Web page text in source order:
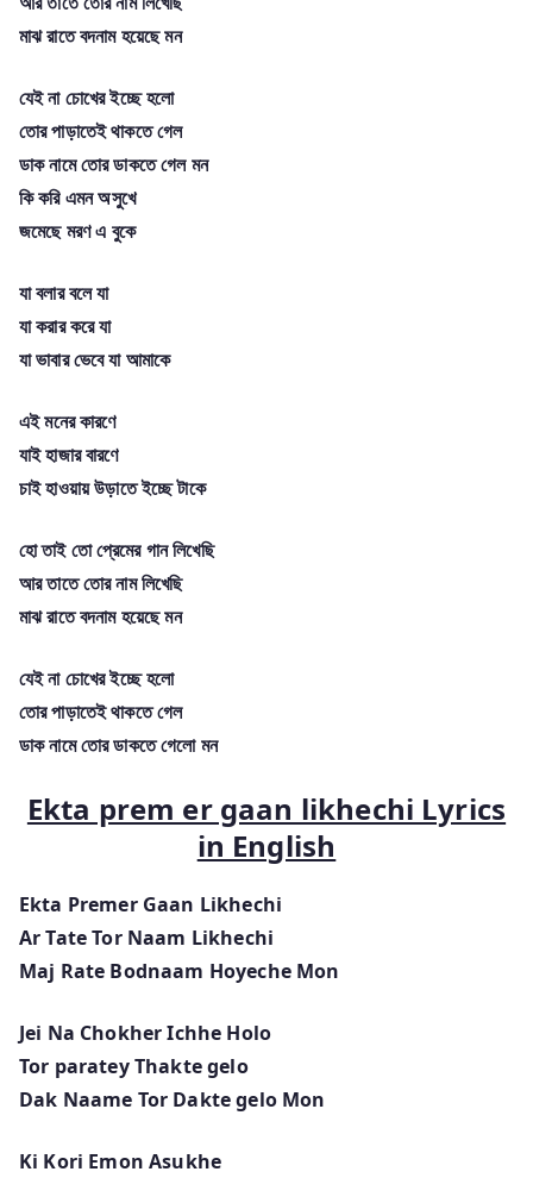
মাঝ রাতে বদনাম হয়েছে মন
যেই না চোখের ইচ্ছে হলো
তোর পাড়াতেই থাকতে গেল
ডাক নামে তোর ডাকতে গেল মন
কি করি এমন অসুখে
জমেছে মরণ এ বুকে
যা বলার বলে যা
যা করার করে যা
যা ভাবার ভেবে যা আমাকে
এই মনের কারণে
যাই হাজার বারণে
চাই হাওয়ায় উড়াতে ইচ্ছে টাকে
হো তাই তো প্রেমের গান লিখেছি
আর তাতে তোর নাম লিখেছি
মাঝ রাতে বদনাম হয়েছে মন
যেই না চোখের ইচ্ছে হলো
তোর পাড়াতেই থাকতে গেল
ডাক নামে তোর ডাকতে গেলো মন
Ekta prem er gaan likhechi Lyrics
in English
Ekta Premer Gaan Likhechi
Ar Tate Tor Naam Likhechi
Maj Rate Bodnaam Hoyeche Mon
Jei Na Chokher Ichhe Holo
Tor paratey Thakte gelo
Dak Naame Tor Dakte gelo Mon
Ki Kori Emon Asukhe